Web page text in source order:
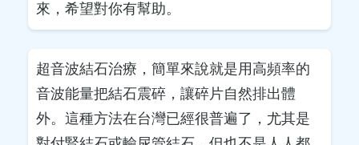
來，希望對你有幫助。
超音波結石治療，簡單來說就是用高頻率的
音波能量把結石震碎，讓碎片自然排出體
外。這種方法在台灣已經很普遍了，尤其是